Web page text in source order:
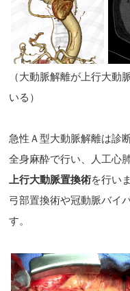
（大動脈解離が上行大動
いる）
急性Ａ型大動脈解離は診
全身麻酔で行い、人工心
上行大動脈置換術を行い
弓部置換術や冠動脈バイ
す。